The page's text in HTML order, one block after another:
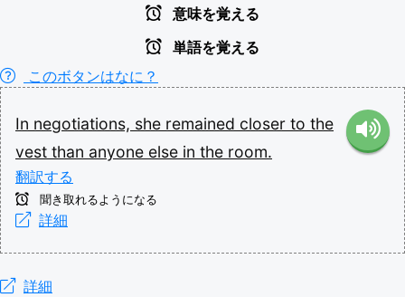
意味を覚える
単語を覚える
このボタンはなに？
In negotiations, she remained closer to the
vest than anyone else in the room.
翻訳する
聞き取れるようになる
詳細
詳細